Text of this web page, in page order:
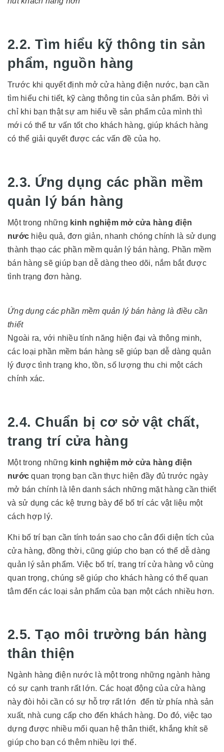
2.2. Tìm hiểu kỹ thông tin sản
phẩm, nguồn hàng
Trước khi quyết định mở cửa hàng điện nước, bạn cần
tìm hiểu chi tiết, kỹ càng thông tin của sản phẩm. Bởi vì
chỉ khi bạn thật sự am hiểu về sản phẩm của mình thì
mới có thể tư vấn tốt cho khách hàng, giúp khách hàng
có thể giải quyết được các vấn đề của họ.
2.3. Ứng dụng các phần mềm
quản lý bán hàng
Một trong những kinh nghiệm mở cửa hàng điện
nước hiệu quả, đơn giản, nhanh chóng chính là sử dụng
thành thạo các phần mềm quản lý bán hàng. Phần mềm
bán hàng sẽ giúp bạn dễ dàng theo dõi, nắm bắt được
tình trạng đơn hàng.
Ứng dụng các phần mềm quản lý bán hàng là điều cần
thiết
Ngoài ra, với nhiều tính năng hiện đại và thông minh,
các loại phần mềm bán hàng sẽ giúp bạn dễ dàng quản
lý được tình trạng kho, tồn, số lượng thu chi một cách
chính xác.
2.4. Chuẩn bị cơ sở vật chất,
trang trí cửa hàng
Một trong những kinh nghiệm mở cửa hàng điện
nước quan trọng bạn cần thực hiện đầy đủ trước ngày
mở bán chính là lên danh sách những mặt hàng cần thiết
và sử dụng các kệ trưng bày để bố trí các vật liệu một
cách hợp lý.
Khi bố trí bạn cần tính toán sao cho cân đối diện tích của
cửa hàng, đồng thời, cũng giúp cho bạn có thể dễ dàng
quản lý sản phẩm. Việc bố trí, trang trí cửa hàng vô cùng
quan trọng, chúng sẽ giúp cho khách hàng có thể quan
tâm đến các loại sản phẩm của bạn một cách nhiều hơn.
2.5. Tạo môi trường bán hàng
thân thiện
Ngành hàng điện nước là một trong những ngành hàng
có sự cạnh tranh rất lớn. Các hoạt động của cửa hàng
này đòi hỏi cần có sự hỗ trợ rất lớn đến từ phía nhà sản
xuất, nhà cung cấp cho đến khách hàng. Do đó, việc tạo
dựng được nhiều mối quan hệ thân thiết, khắng khít sẽ
giúp cho bạn có thêm nhiều lợi thế.